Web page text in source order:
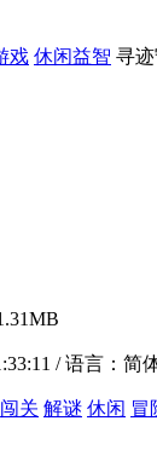
戏 休闲益智 寻
/ 语言：简
闯关 解谜 休闲 冒